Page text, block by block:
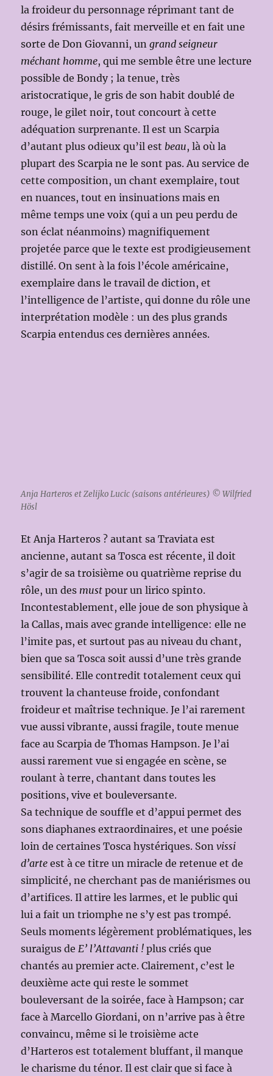
la froideur du personnage réprimant tant de
désirs frémissants, fait merveille et en fait une
sorte de Don Giovanni, ungrand seigneur
méchant homme, qui me semble être une lecture
possible de Bondy ; la tenue, très
aristocratique, le gris de son habit doublé de
rouge, le gilet noir, tout concourt à cette
adéquation surprenante. Il est un Scarpia
d’autant plus odieux qu’il est beau, là où la
plupart des Scarpia ne le sont pas. Au service de
cette composition, un chant exemplaire, tout
en nuances, tout en insinuations mais en
même temps une voix (qui a un peu perdu de
son éclat néanmoins) magnifiquement
projetée parce que le texte est prodigieusement
distillé. On sent à la fois l’école américaine,
exemplaire dans le travail de diction, et
l’intelligence de l’artiste, qui donne du rôle une
interprétation modèle : un des plus grands
Scarpia entendus ces dernières années.
Anja Harteros et Zelijko Lucic (saisons antérieures) © Wilfried
Hösl
Et Anja Harteros ? autant sa Traviata est
ancienne, autant sa Tosca est récente, il doit
s’agir de sa troisième ou quatrième reprise du
rôle, un des must pour un lirico spinto.
Incontestablement, elle joue de son physique à
la Callas, mais avec grande intelligence: elle ne
l’imite pas, et surtout pas au niveau du chant,
bien que sa Tosca soit aussi d’une très grande
sensibilité. Elle contredit totalement ceux qui
trouvent la chanteuse froide, confondant
froideur et maîtrise technique. Je l’ai rarement
vue aussi vibrante, aussi fragile, toute menue
face au Scarpia de Thomas Hampson. Je l’ai
aussi rarement vue si engagée en scène, se
roulant à terre, chantant dans toutes les
positions, vive et bouleversante.
Sa technique de souffle et d’appui permet des
sons diaphanes extraordinaires, et une poésie
loin de certaines Tosca hystériques. Sonvissi
d’arte est à ce titre un miracle de retenue et de
simplicité, ne cherchant pas de maniérismes ou
d’artifices. Il attire les larmes, et le public qui
lui a fait un triomphe ne s’y est pas trompé.
Seuls moments légèrement problématiques, les
suraigus deE’ l’Attavanti ! plus criés que
chantés au premier acte. Clairement, c’est le
deuxième acte qui reste le sommet
bouleversant de la soirée, face à Hampson; car
face à Marcello Giordani, on n’arrive pas à être
convaincu, même si le troisième acte
d’Harteros est totalement bluffant, il manque
le charisme du ténor. Il est clair que si face à